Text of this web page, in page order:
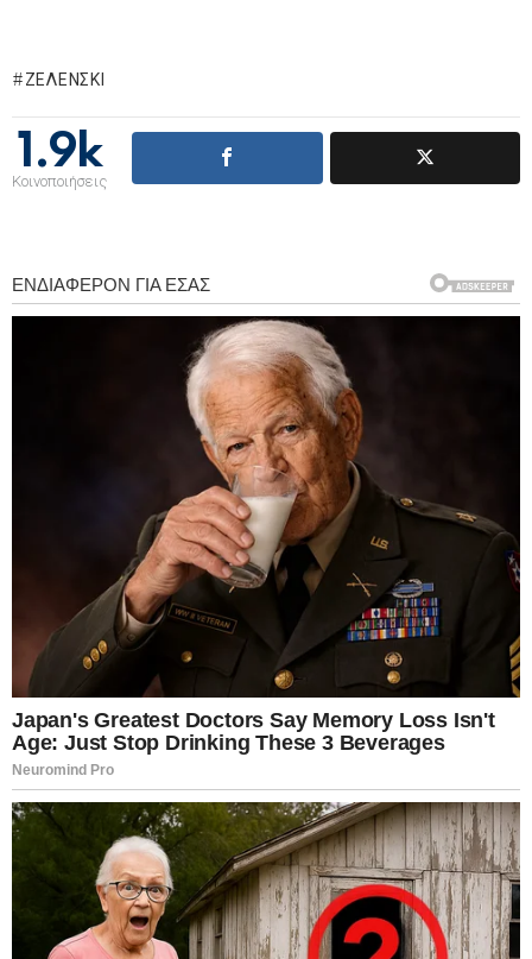
ΖΕΛΈΝΣΚΙ
1.9k
Κοινοποιήσεις